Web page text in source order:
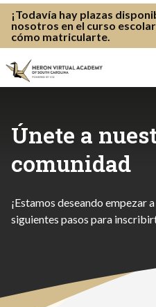
¡Todavía hay plazas
nosotros en el curso
cómo matricularte.
Únete a
comunidad
¡Estamos deseando empezar
siguientes pasos para